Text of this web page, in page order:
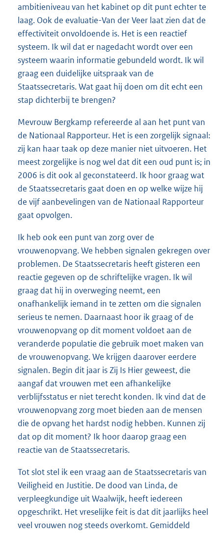
ambitieniveau van het kabinet op dit punt echter te
laag. Ook de evaluatie-Van der Veer laat zien dat de
effectiviteit onvoldoende is. Het is een reactief
systeem. Ik wil dat er nagedacht wordt over een
systeem waarin informatie gebundeld wordt. Ik wil
graag een duidelijke uitspraak van de
Staatssecretaris. Wat gaat hij doen om dit echt een
stap dichterbij te brengen?
Mevrouw Bergkamp refereerde al aan het punt van
de Nationaal Rapporteur. Het is een zorgelijk signaal:
zij kan haar taak op deze manier niet uitvoeren. Het
meest zorgelijke is nog wel dat dit een oud punt is; in
2006 is dit ook al geconstateerd. Ik hoor graag wat
de Staatssecretaris gaat doen en op welke wijze hij
de vijf aanbevelingen van de Nationaal Rapporteur
gaat opvolgen.
Ik heb ook een punt van zorg over de
vrouwenopvang. We hebben signalen gekregen over
problemen. De Staatssecretaris heeft gisteren een
reactie gegeven op de schriftelijke vragen. Ik wil
graag dat hij in overweging neemt, een
onafhankelijk iemand in te zetten om die signalen
serieus te nemen. Daarnaast hoor ik graag of de
vrouwenopvang op dit moment voldoet aan de
veranderde populatie die gebruik moet maken van
de vrouwenopvang. We krijgen daarover eerdere
signalen. Begin dit jaar is Zij Is Hier geweest, die
aangaf dat vrouwen met een afhankelijke
verblijfsstatus er niet terecht konden. Ik vind dat de
vrouwenopvang zorg moet bieden aan de mensen
die de opvang het hardst nodig hebben. Kunnen zij
dat op dit moment? Ik hoor daarop graag een
reactie van de Staatssecretaris.
Tot slot stel ik een vraag aan de Staatssecretaris van
Veiligheid en Justitie. De dood van Linda, de
verpleegkundige uit Waalwijk, heeft iedereen
opgeschrikt. Het vreselijke feit is dat dit jaarlijks heel
veel vrouwen nog steeds overkomt. Gemiddeld